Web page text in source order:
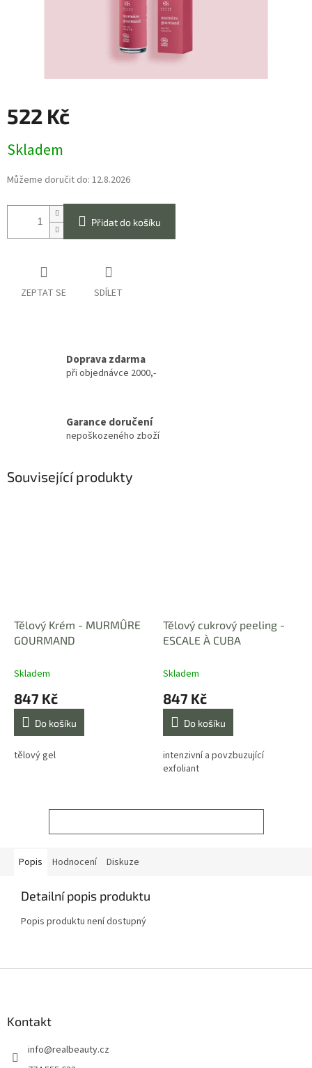
522 Kč
cena:
Skladem
Můžeme doručit do: 12.8.2026
Přidat do košíku
ZEPTAT SE SDÍLET
Doprava zdarma
při objednávce 2000,-
Garance doručení
nepoškozeného zboží
Související produkty
Tělový Krém - MURMÛRE
GOURMAND
Skladem
847 Kč
Do košíku
tělový gel
Tělový cukrový peeling -
ESCALE À CUBA
Skladem
847 Kč
Do košíku
intenzivní a povzbuzující
exfoliant
Popis Hodnocení Diskuze
Detailní popis produktu
Popis produktu není dostupný
Kontakt
info@realbeauty.cz